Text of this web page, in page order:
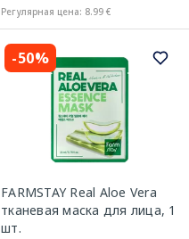
Регулярная цена: 8.99 €
-50%
FARMSTAY Real Aloe Vera
тканевая маска для лица, 1
шт.